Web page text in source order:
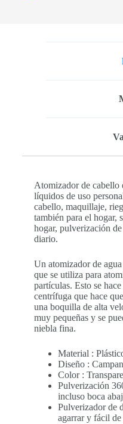
Atomizador de cabello
líquidos de uso
cabello, maquillaje,
también para el hogar,
hogar, pulverización
diario.
Un atomizador de
que se utiliza para
partículas. Esto se
centrífuga que hace
una boquilla de alta
muy pequeñas y se
niebla fina.
Material :
Diseño :
Color :
Pulverización
incluso boca
Pulverizador de
agarrar y fácil de